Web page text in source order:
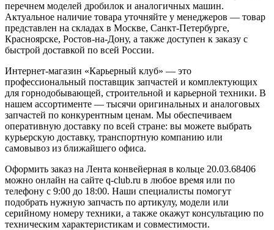
перечнем моделей дробилок и аналогичных машин.
Актуальное наличие товара уточняйте у менеджеров — товар
представлен на складах в Москве, Санкт-Петербурге,
Красноярске, Ростов-на-Дону, а также доступен к заказу с
быстрой доставкой по всей России.
Интернет-магазин «Карьерный клуб» — это
профессиональный поставщик запчастей и комплектующих
для горнодобывающей, строительной и карьерной техники. В
нашем ассортименте — тысячи оригинальных и аналоговых
запчастей по конкурентным ценам. Мы обеспечиваем
оперативную доставку по всей стране: вы можете выбрать
курьерскую доставку, транспортную компанию или
самовывоз из ближайшего офиса.
Оформить заказ на Лента конвейерная в кольце 20.03.68406
можно онлайн на сайте q-club.ru в любое время или по
телефону с 9:00 до 18:00. Наши специалисты помогут
подобрать нужную запчасть по артикулу, модели или
серийному номеру техники, а также окажут консультацию по
техническим характеристикам и совместимости.